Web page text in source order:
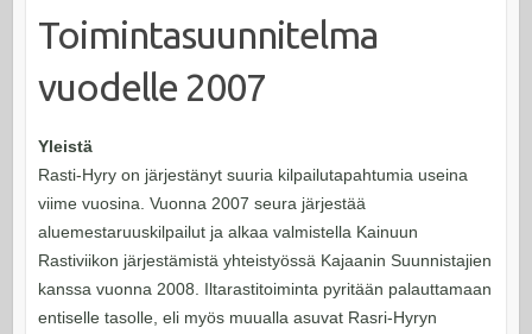
Toimintasuunnitelma
vuodelle 2007
Yleistä
Rasti-Hyry on järjestänyt suuria kilpailutapahtumia useina
viime vuosina. Vuonna 2007 seura järjestää
aluemestaruuskilpailut ja alkaa valmistella Kainuun
Rastiviikon järjestämistä yhteistyössä Kajaanin Suunnistajien
kanssa vuonna 2008. Iltarastitoiminta pyritään palauttamaan
entiselle tasolle, eli myös muualla asuvat Rasri-Hyryn